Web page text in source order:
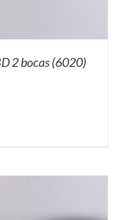
2 bocas (6020)